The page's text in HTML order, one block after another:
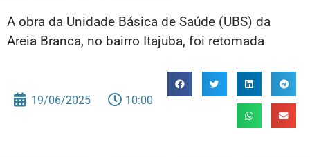
A obra da Unidade Básica de Saúde (UBS) da
Areia Branca, no bairro Itajuba, foi retomada
19/06/2025 10:00